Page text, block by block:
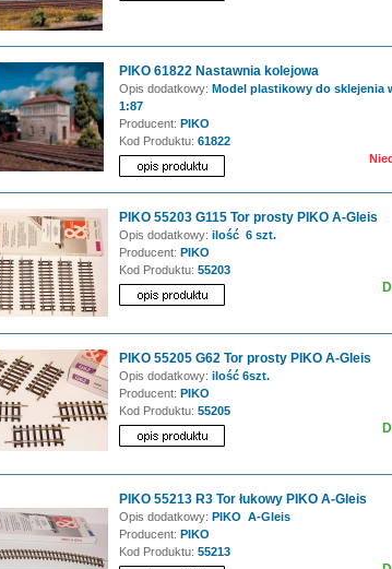
PIKO 61822 Nastawnia kolejowa
Opis dodatkowy: Model plastikowy do sklejenia
1:87
Producent: PIKO
Kod Produktu: 61822
PIKO 55203 G115 Tor prosty PIKO A-Gleis
Opis dodatkowy: ilość 6 szt.
Producent: PIKO
Kod Produktu: 55203
PIKO 55205 G62 Tor prosty PIKO A-Gleis
Opis dodatkowy: ilość 6szt.
Producent: PIKO
Kod Produktu: 55205
PIKO 55213 R3 Tor łukowy PIKO A-Gleis
Opis dodatkowy: PIKO A-Gleis
Producent: PIKO
Kod Produktu: 55213